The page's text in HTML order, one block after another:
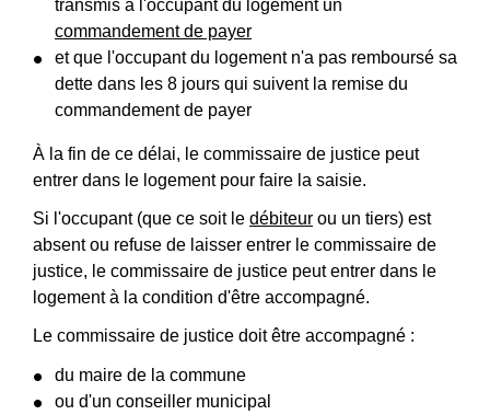
transmis à l'occupant du logement un
commandement de payer
et que l'occupant du logement n'a pas remboursé sa
dette dans les 8 jours qui suivent la remise du
commandement de payer
À la fin de ce délai, le commissaire de justice peut
entrer dans le logement pour faire la saisie.
Si l'occupant (que ce soit le débiteur ou un tiers) est
absent ou refuse de laisser entrer le commissaire de
justice, le commissaire de justice peut entrer dans le
logement à la condition d'être accompagné.
Le commissaire de justice doit être accompagné :
du maire de la commune
ou d'un conseiller municipal